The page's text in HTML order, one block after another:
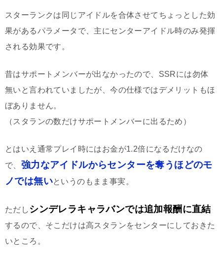
スターランクは同じアイドルを合体させてちょっとした効
果があるパラメータで、主にセンターアイドル時のみ発揮
される効果です。
昔はサポートメンバーが出なかったので、SSRには勿体
無いと言われていましたが、今の仕様ではデメリットもほ
ぼありません。
（スタランの数だけサポートメンバーに出るため）
とはいえ通常プレイ時にはお金が1.2倍になるだけなの
で、 強力なアイドルからセンターを奪うほどのモ
ノでは無いというのもまま事実。
ただし シンデレラキャラバンでは追加報酬に直結
するので、そこだけは高スタランをセンターにしておきた
いところ。